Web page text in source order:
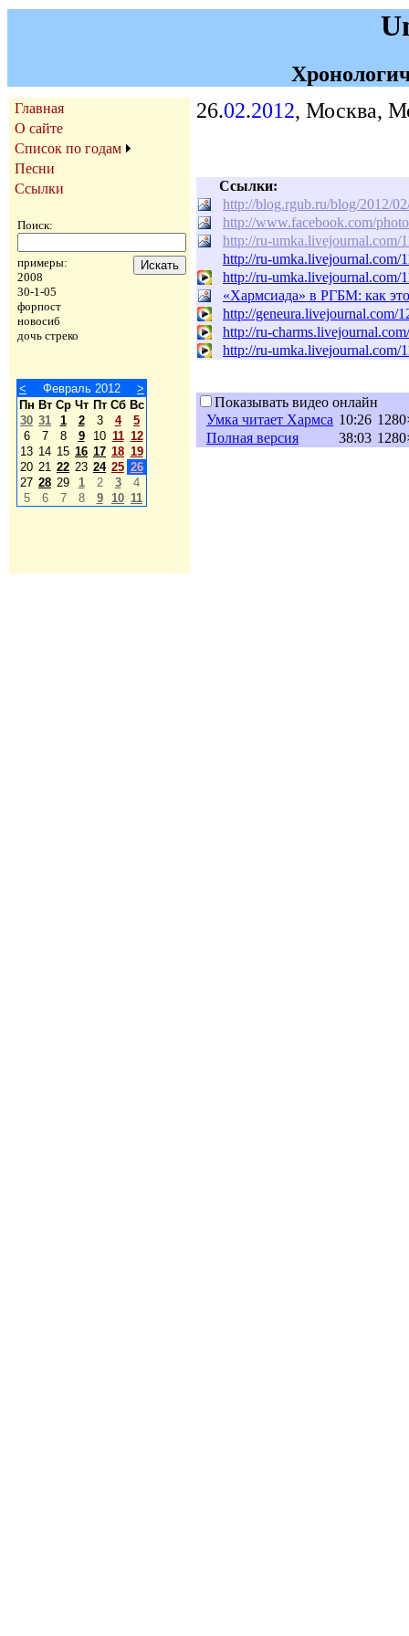
Главная
О сайте
Список по годам
Песни
Ссылки
Поиск:
примеры:
2008
30-1-05
форпост
новосиб
дочь стреко
< Февраль 2012
>
Пн Вт Ср Чт Пт Сб Вс
30 31 1 2 3 4
5
6
7 8 9 10 11 12
13 14 15 16 17 18 19
20 21 22 23 24 25 26
27 28 29 1 2 3
4
5
6 7 8 9 10 11
26.02.2012, Москва,
Ссылки:
http://blog.rgub.ru/blog/2012/
http://www.facebook.com/
http://ru-umka.livejournal.com/
http://ru-umka.livejournal.com/
http://ru-umka.livejournal.com/
«Хармсиада» в РГБМ: как
http://geneura.livejournal.com/
http://ru-
http://ru-umka.livejournal.com/
Показывать видео онлайн
Умка читает Хармса 10:26
Полная версия
38:03